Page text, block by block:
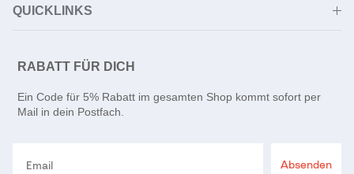
QUICKLINKS
RABATT FÜR DICH
Ein Code für 5% Rabatt im gesamten Shop kommt sofort per
Mail in dein Postfach.
Absenden